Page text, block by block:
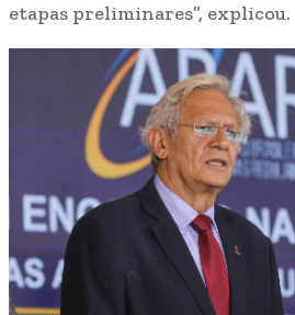
etapas preliminares”, explicou.